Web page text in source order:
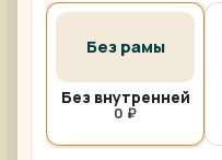
Без рамы
Без внутренней
0 ₽